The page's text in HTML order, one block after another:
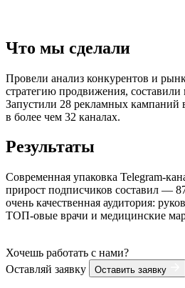
Что мы сделали
Провели анализ конкурентов и
стратегию продвижения, составили
Запустили 28 рекламных кампаний
в более чем 32 каналах.
Результаты
Современная упаковка Telegram-
прирост подписчиков составил —
очень качественная аудитория:
ТОП-овые врачи и медицинские
Хочешь работать с нами?
Оставляй заявку
Оставить заявку